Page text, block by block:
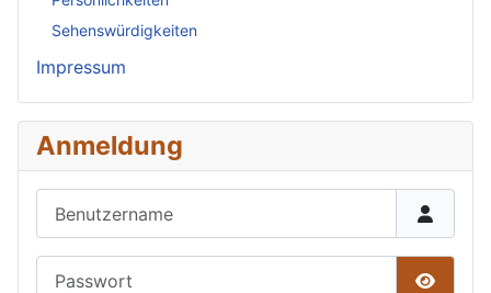
Sehenswürdigkeiten
Impressum
Anmeldung